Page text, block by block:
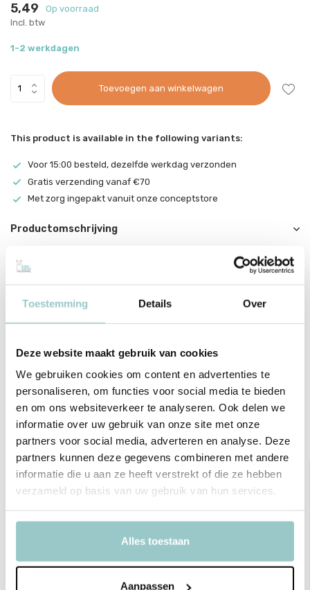
Toestemming Details Over
Deze website maakt gebruik van cookies
We gebruiken cookies om content en advertenties te
personaliseren, om functies voor social media te bieden
en om ons websiteverkeer te analyseren. Ook delen we
informatie over uw gebruik van onze site met onze
partners voor social media, adverteren en analyse. Deze
partners kunnen deze gegevens combineren met andere
informatie die u aan ze heeft verstrekt of die ze hebben
verzameld op basis van uw gebruik van hun services.
Alles toestaan
Aanpassen
5,49
Op voorraad
Incl. btw
1-2 werkdagen
Toevoegen aan winkelwagen
This product is available in the following variants:
Voor 15:00 besteld, dezelfde werkdag verzonden
Gratis verzending vanaf €70
Met zorg ingepakt vanuit onze conceptstore
Productomschrijving
Primo 24 Viltstiften uitwasbaar dun ø2.5mm
Productspecificaties
Delen
Bekijk ook deze must-haves